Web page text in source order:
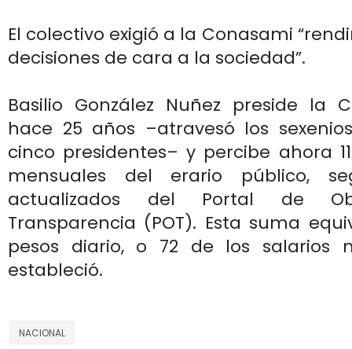
El colectivo exigió a la Conasami
decisiones de cara a la sociedad”.
Basilio González Nuñez preside la
hace 25 años –atravesó los
cinco presidentes– y percibe ahora
mensuales del erario público,
actualizados del Portal de
Transparencia (POT). Esta suma
pesos diario, o 72 de los salarios
estableció.
NACIONAL